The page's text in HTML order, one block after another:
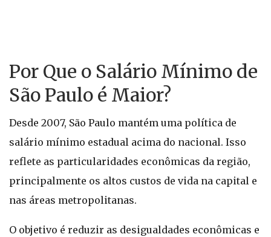
Por Que o Salário Mínimo de
São Paulo é Maior?
Desde 2007, São Paulo mantém uma política de
salário mínimo estadual acima do nacional. Isso
reflete as particularidades econômicas da região,
principalmente os altos custos de vida na capital e
nas áreas metropolitanas.
O objetivo é reduzir as desigualdades econômicas e